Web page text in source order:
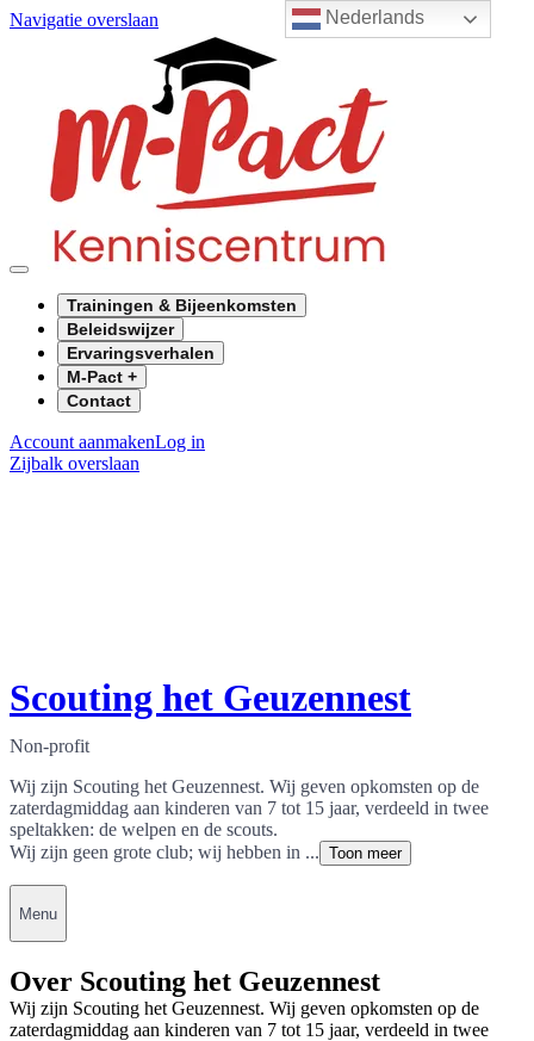
Nederlands
Navigatie overslaan
Trainingen & Bijeenkomsten
Beleidswijzer
Ervaringsverhalen
M-Pact +
Contact
Account aanmakenLog in
Zijbalk overslaan
Scouting het Geuzennest
Non-profit
Wij zijn Scouting het Geuzennest. Wij geven opkomsten op de
zaterdagmiddag aan kinderen van 7 tot 15 jaar, verdeeld in twee
speltakken: de welpen en de scouts.
Wij zijn geen grote club; wij hebben in ... Toon meer
Menu
Over Scouting het Geuzennest
Wij zijn Scouting het Geuzennest. Wij geven opkomsten op de
zaterdagmiddag aan kinderen van 7 tot 15 jaar, verdeeld in twee